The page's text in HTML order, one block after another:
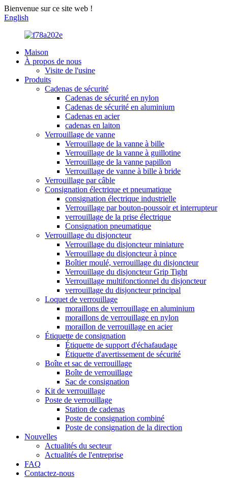
Bienvenue sur ce site web !
English
Maison
À propos de nous
Visite de l'usine
Produits
Cadenas de sécurité
Cadenas de sécurité en nylon
Cadenas de sécurité en aluminium
Cadenas en acier
cadenas en laiton
Verrouillage de vanne
Verrouillage de la vanne à bille
Verrouillage de la vanne à guillotine
Verrouillage de la vanne papillon
Verrouillage de vanne à bille à bride
Verrouillage par câble
Consignation électrique et pneumatique
consignation électrique industrielle
Verrouillage par bouton-poussoir et interrupteur
verrouillage de la prise électrique
Consignation pneumatique
Verrouillage du disjoncteur
Verrouillage du disjoncteur miniature
Verrouillage du disjoncteur à pince
Boîtier moulé, verrouillage du disjoncteur
Verrouillage du disjoncteur Grip Tight
Verrouillage multifonctionnel du disjoncteur
verrouillage du disjoncteur principal
Loquet de verrouillage
moraillons de verrouillage en aluminium
moraillons de verrouillage en nylon
moraillon de verrouillage en acier
Étiquette de consignation
Étiquette de support d'échafaudage
Étiquette d'avertissement de sécurité
Boîte et sac de verrouillage
Boîte de verrouillage
Sac de consignation
Kit de verrouillage
Poste de verrouillage
Station de cadenas
Poste de consignation combiné
Poste de consignation de la direction
Nouvelles
Actualités du secteur
Actualités de l'entreprise
FAQ
Contactez-nous